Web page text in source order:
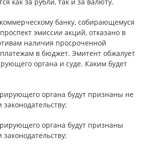
банку, собирающемуся
эмиссии акций, отказано в
наличия просроченной
в бюджет. Эмитент обжалует
органа и суде. Каким будет
органа будут признаны не
органа будут признаны